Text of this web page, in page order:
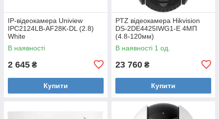
IP-відеокамера Uniview
IPC2124LB-AF28K-DL (2.8)
White
В наявності
2 645 ₴
Купити
PTZ відеокамера Hikvision
DS-2DE4425IWG1-E 4МП
(4.8-120мм)
В наявності 1 од.
23 760 ₴
Купити